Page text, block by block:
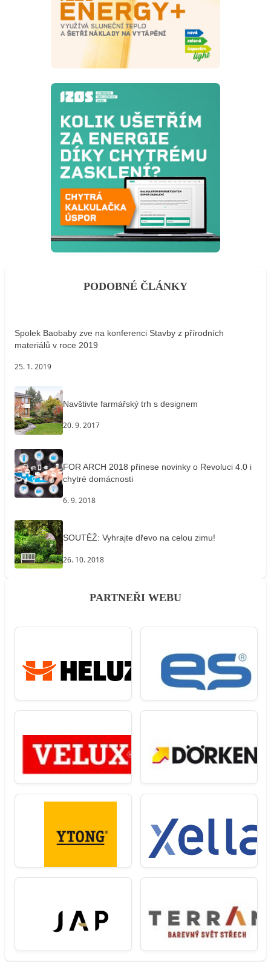
PODOBNÉ ČLÁNKY
Spolek Baobaby zve na konferenci Stavby z přírodních
materiálů v roce 2019
25. 1. 2019
Navštivte farmářský trh s designem
20. 9. 2017
FOR ARCH 2018 přinese novinky o Revoluci 4.0 i
chytré domácnosti
6. 9. 2018
SOUTĚŽ: Vyhrajte dřevo na celou zimu!
26. 10. 2018
PARTNEŘI WEBU